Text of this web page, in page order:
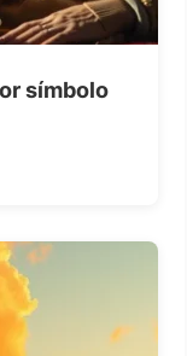
símbolo